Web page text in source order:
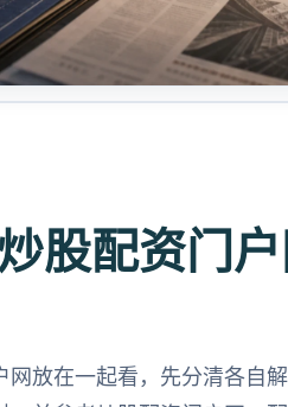
股配资门
网放在一起看，先分清各自